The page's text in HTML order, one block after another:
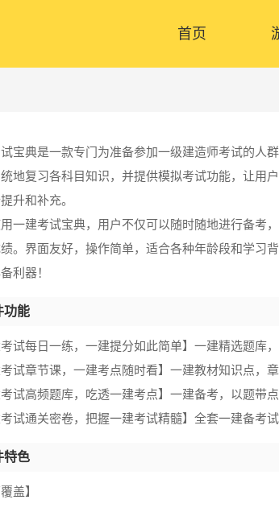
首页
宝典是一款专门为准备参加一级建造师考试的人
地复习各科目知识，并提供模拟考试功能，让用
升和补充。
一建考试宝典，用户不仅可以随时随地进行备考
。界面友好，操作简单，适合各种年龄段和学习
利器！
功能
考试每日一练，一建提分如此简单】一建精选题库
考试章节课，一建考点随时看】一建教材知识点，
考试高频题库，吃透一建考点】一建备考，以题带
考试通关密卷，把握一建考试精髓】全套一建备考试
特色
盖】